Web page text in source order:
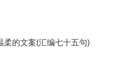
柔的文案(汇编七十五句)